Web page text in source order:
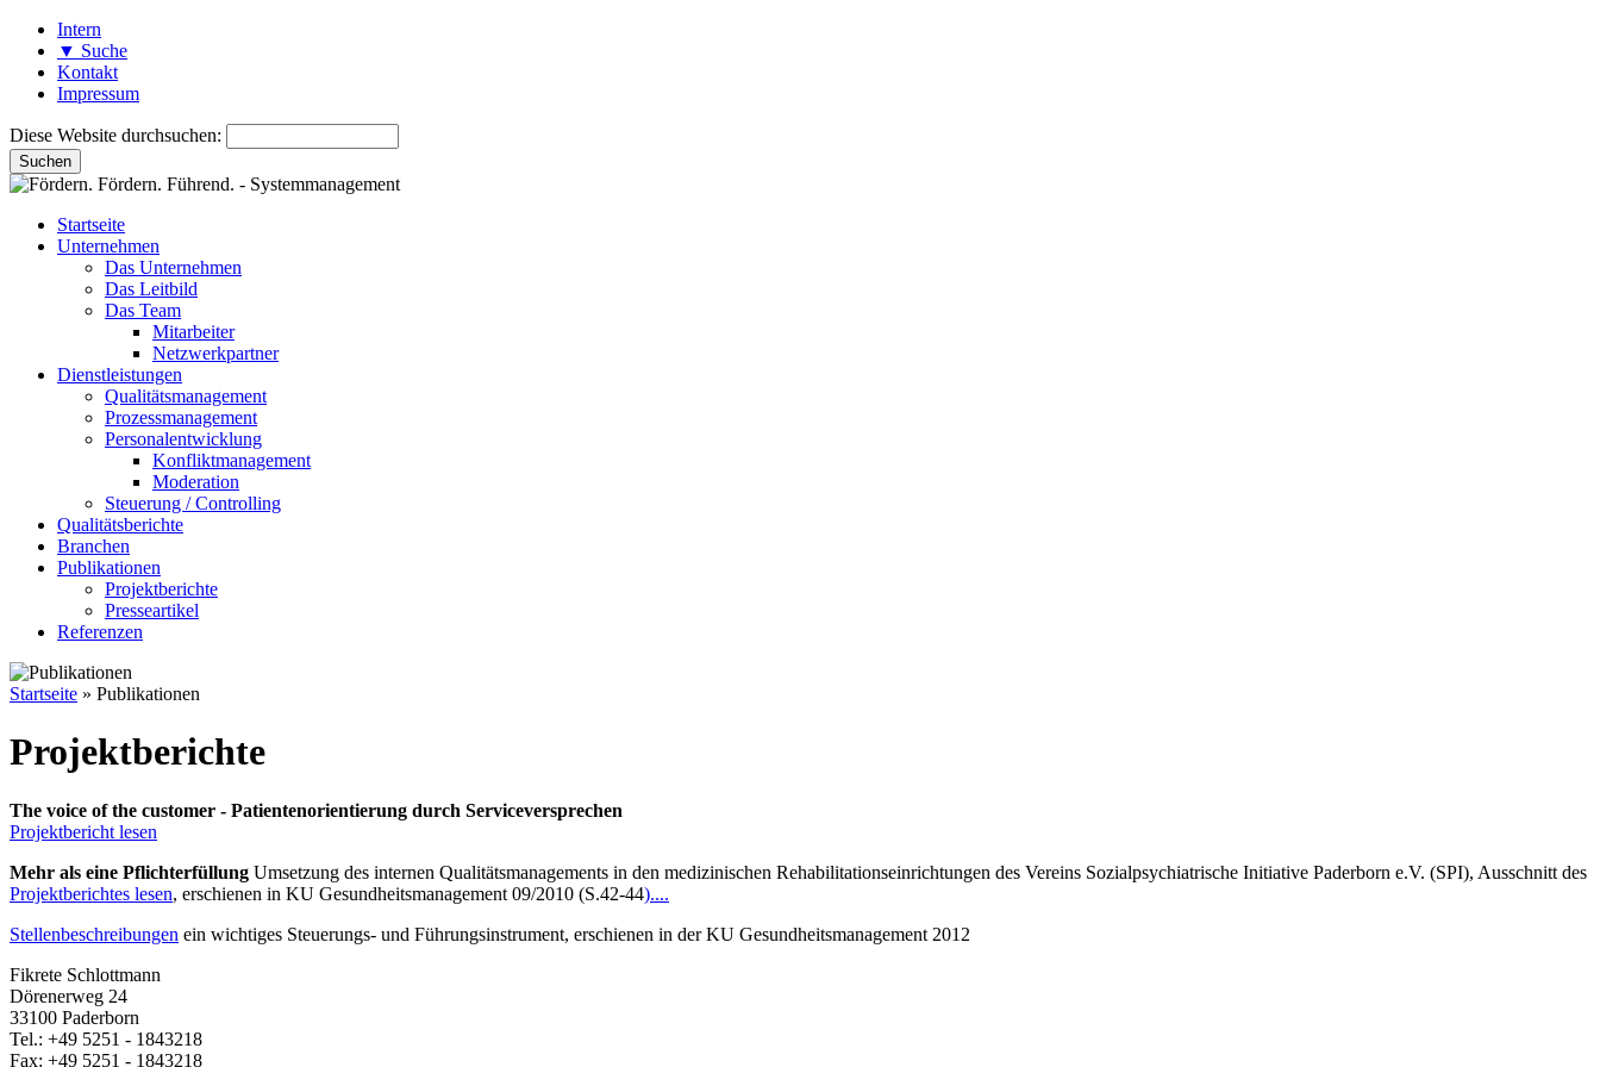
Intern
▼ Suche
Kontakt
Impressum
Diese Website durchsuchen:
Startseite
Unternehmen
Das Unternehmen
Das Leitbild
Das Team
Mitarbeiter
Netzwerkpartner
Dienstleistungen
Qualitätsmanagement
Prozessmanagement
Personalentwicklung
Konfliktmanagement
Moderation
Steuerung / Controlling
Qualitätsberichte
Branchen
Publikationen
Projektberichte
Presseartikel
Referenzen
Startseite » Publikationen
Projektberichte
The voice of the customer - Patientenorientierung durch Serviceversprechen
Projektbericht lesen
Mehr als eine Pflichterfüllung Umsetzung des internen Qualitätsmanagements in den medizinischen Rehabilitationseinrichtungen des Vereins Sozialpsychiatrische Initiative Paderborn e.V. (SPI), Ausschnitt des
Projektberichtes lesen, erschienen in KU Gesundheitsmanagement 09/2010 (S.42-44)....
Stellenbeschreibungen ein wichtiges Steuerungs- und Führungsinstrument, erschienen in der KU Gesundheitsmanagement 2012
Fikrete Schlottmann
Dörenerweg 24
33100 Paderborn
Tel.: +49 5251 - 1843218
Fax: +49 5251 - 1843218